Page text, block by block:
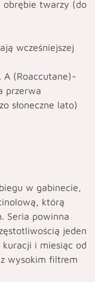
obrębie twarzy (do
wcześniejszej
(Roaccutane)-
przerwa
słoneczne lato)
w gabinecie,
którą
Seria powinna
jeden
i miesiąc od
wysokim filtrem